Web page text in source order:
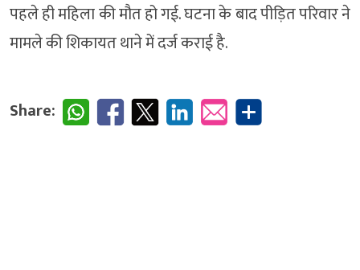
पहले ही महिला की मौत हो गई. घटना के बाद पीड़ित परिवार ने
मामले की शिकायत थाने में दर्ज कराई है.
Share: